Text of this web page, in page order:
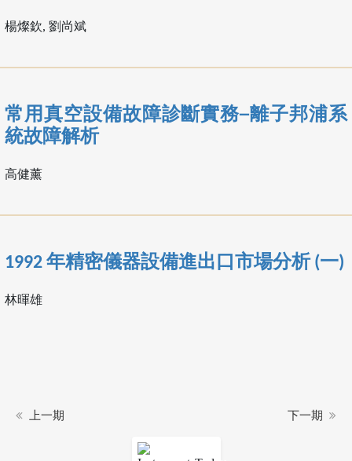
楊燦欽, 劉尚斌
常用真空設備故障診斷實務─離子邦浦系
統故障解析
高健薰
1992 年精密儀器設備進出口市場分析 (一)
林暉雄
上一期 下一期